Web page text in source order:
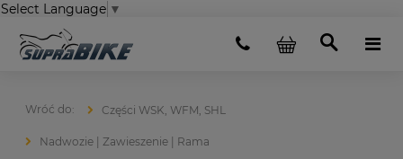
Select Language ▼
Części WSK, WFM, SHL
Nadwozie | Zawieszenie | Rama